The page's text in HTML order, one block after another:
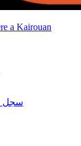
a Kairouan
سجل